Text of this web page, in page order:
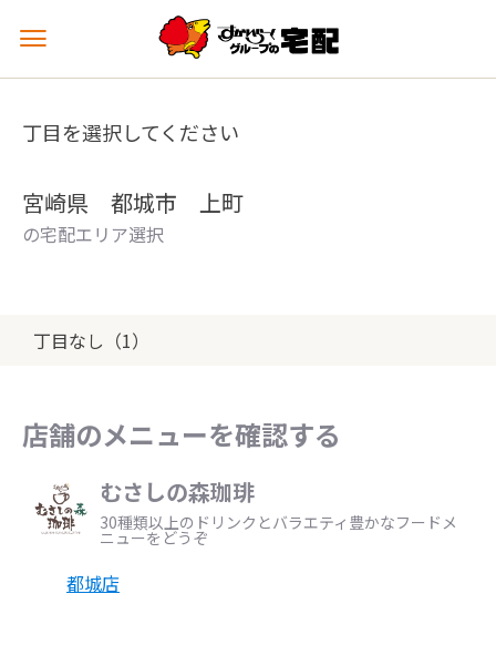
メ
ュ
を
丁目を選択してください
宮崎県 都城市 上町
の宅配エリア選択
丁目なし（1）
店舗のメニューを確認する
むさしの森珈琲
30種類以上のドリンクとバラエティ豊かなフードメ
ニューをどうぞ
都城店